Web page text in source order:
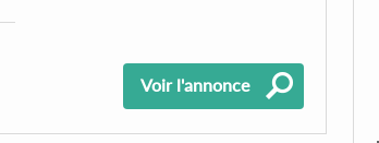
Voir l'annonce